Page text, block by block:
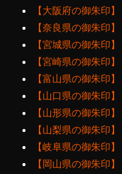
【大阪府の御朱印】
【奈良県の御朱印】
【宮城県の御朱印】
【宮崎県の御朱印】
【富山県の御朱印】
【山口県の御朱印】
【山形県の御朱印】
【山梨県の御朱印】
【岐阜県の御朱印】
【岡山県の御朱印】